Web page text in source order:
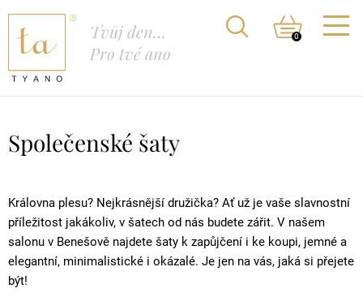
Tvůj den…
Pro tvé ano
0
Společenské šaty
Královna plesu? Nejkrásnější družička? Ať už je vaše slavnostní
příležitost jakákoliv, v šatech od nás budete zářit. V našem
salonu v Benešově najdete šaty k zapůjčení i ke koupi, jemné a
elegantní, minimalistické i okázalé. Je jen na vás, jaká si přejete
být!